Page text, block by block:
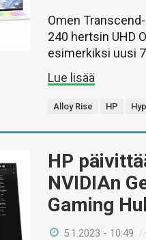
Omen
240 hertsin UHD
esimerkiksi uusi
Lue lisää
Alloy Rise HP
HP
NVIDIAn
Gaming
5.1.2023 - 10:49 /